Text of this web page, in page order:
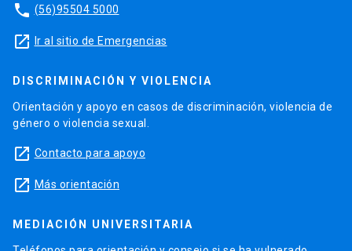
phone (56)95504 5000
launch Ir al sitio de Emergencias
DISCRIMINACIÓN Y VIOLENCIA
Orientación y apoyo en casos de discriminación, violencia de
género o violencia sexual.
launch Contacto para apoyo
launch Más orientación
MEDIACIÓN UNIVERSITARIA